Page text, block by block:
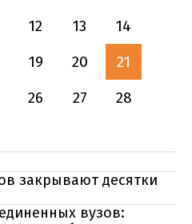
12 13
14
19 20
21
26 27
28
закрывают десятки
вузов: